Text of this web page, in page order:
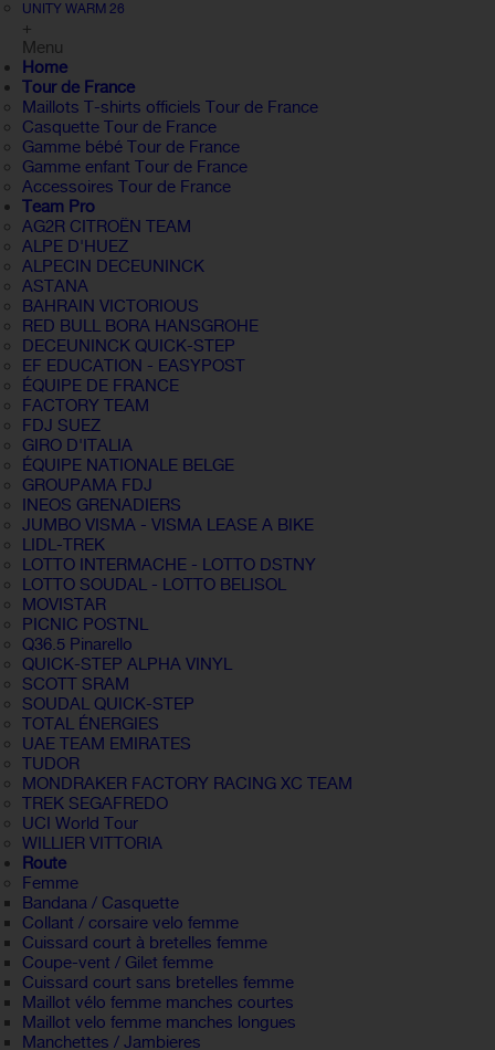
UNITY WARM 26
+
Menu
Home
Tour de France
Maillots T-shirts officiels Tour de France
Casquette Tour de France
Gamme bébé Tour de France
Gamme enfant Tour de France
Accessoires Tour de France
Team Pro
AG2R CITROËN TEAM
ALPE D'HUEZ
ALPECIN DECEUNINCK
ASTANA
BAHRAIN VICTORIOUS
RED BULL BORA HANSGROHE
DECEUNINCK QUICK-STEP
EF EDUCATION - EASYPOST
ÉQUIPE DE FRANCE
FACTORY TEAM
FDJ SUEZ
GIRO D'ITALIA
ÉQUIPE NATIONALE BELGE
GROUPAMA FDJ
INEOS GRENADIERS
JUMBO VISMA - VISMA LEASE A BIKE
LIDL-TREK
LOTTO INTERMACHE - LOTTO DSTNY
LOTTO SOUDAL - LOTTO BELISOL
MOVISTAR
PICNIC POSTNL
Q36.5 Pinarello
QUICK-STEP ALPHA VINYL
SCOTT SRAM
SOUDAL QUICK-STEP
TOTAL ÉNERGIES
UAE TEAM EMIRATES
TUDOR
MONDRAKER FACTORY RACING XC TEAM
TREK SEGAFREDO
UCI World Tour
WILLIER VITTORIA
Route
Femme
Bandana / Casquette
Collant / corsaire velo femme
Cuissard court à bretelles femme
Coupe-vent / Gilet femme
Cuissard court sans bretelles femme
Maillot vélo femme manches courtes
Maillot velo femme manches longues
Manchettes / Jambieres